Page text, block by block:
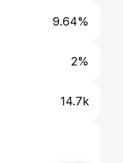
9.64%
2%
14.7k